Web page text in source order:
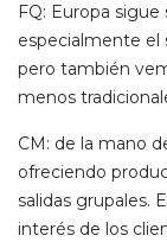
FQ: Europa
especialmente el
pero también
menos
CM: de la mano
ofreciendo
salidas grupales.
interés de los